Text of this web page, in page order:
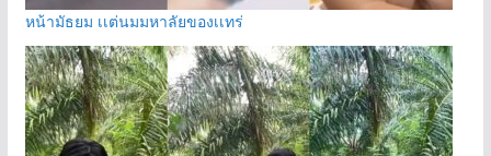
หน้ามัธยม เเต่นมมหาลัยของเเทร่